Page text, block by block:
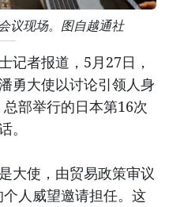
议现场。图自越通社
者报道，5月27日，
勇大使以讨论引领人身
部举行的日本第16次
。
大使，由贸易政策审议
人威望邀请担任。这